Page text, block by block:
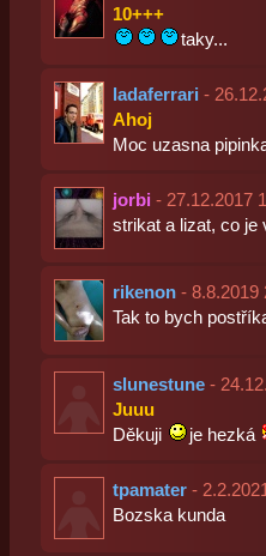
10+++
taky...
ladaferrari -
Ahoj
Moc uzasna
jorbi - 27.12.2017
strikat a lizat, co je
rikenon- 8.8.2019
Tak to bych
slunestune-
Juuu
Děkuji
je hezká
tpamater-
Bozska kunda